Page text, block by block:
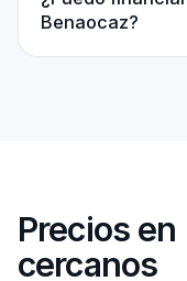
Benaocaz?
Precios
cercanos